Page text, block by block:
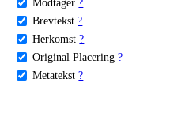
Brevtekst ?
Herkomst ?
Original Placering ?
Metatekst ?